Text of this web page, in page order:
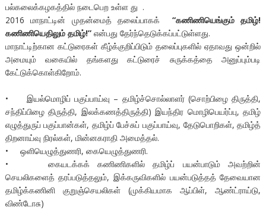
பல்கலைக்கழகத்தில் நடைபெற உள்ள து .
2016 மாநாட்டின் முதன்மைத் தலைப்பாகக் “கணிணியெங்கும் தமிழ்!
கணிணியெதிலும் தமிழ்!”என்பது தேர்ந்தெடுக்கப்பட்டுள்ளது.
மாநாட்டிற்கான கட்டுரைகள் கீழ்க்குறிப்பிடும் தலைப்புகளில் ஏதாவது ஒன்றில்
அமையும் வகையில் தங்களது கட்டுரைச் சுருக்கத்தை அனுப்பும்படி
கேட்டுக்கொள்கிறோம்.
• இயல்மொழிப் பகுப்பாய்வு – தமிழ்ச்சொல்லாளர் (சொற்பிழை திருத்தி,
சந்திப்பிழை திருத்தி, இலக்கணத்திருத்தி) இயந்திர மொழிபெயர்ப்பு, தமிழ்
எழுத்துருப் பகுப்பான்கள், தமிழ்ப் பேச்சுப் பகுப்பாய்வு, தேடுபொறிகள், தமிழ்த்
திறனாய்வு நிரல்கள், மின்னகராதி அமைத்தல்.
• ஒளியெழுத்துணரி, கையெழுத்துணரி.
• கையடக்கக் கணிணிகளில் தமிழ்ப் பயன்பாடும் அவற்றின்
செயலிகளைத் தரப்படுத்தலும், இக்கருவிகளில் பயன்படுத்தத் தேவையான
தமிழ்க்கணினி குறுஞ்செயலிகள் (முக்கியமாக ஆப்பிள், ஆண்ட்ராய்டு,
விண்டோசு)